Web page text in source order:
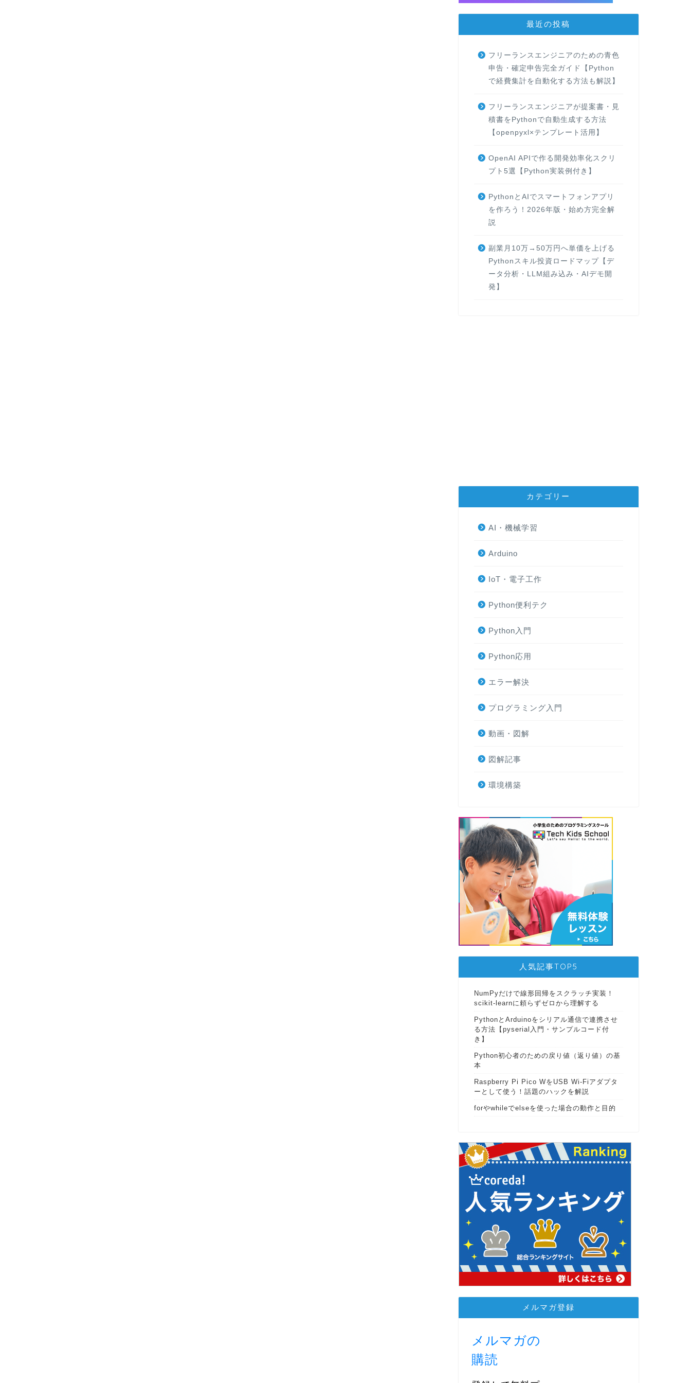
最近の投稿
フリーランスエンジニアのための青色
申告・確定申告完全ガイド【Python
で経費集計を自動化する方法も解説】
フリーランスエンジニアが提案書・見
積書をPythonで自動生成する方法
【openpyxl×テンプレート活用】
OpenAI APIで作る開発効率化スクリ
プト5選【Python実装例付き】
PythonとAIでスマートフォンアプリ
を作ろう！2026年版・始め方完全解
説
副業月10万→50万円へ単価を上げる
Pythonスキル投資ロードマップ【デ
ータ分析・LLM組み込み・AIデモ開
発】
カテゴリー
AI・機械学習
Arduino
IoT・電子工作
Python便利テク
Python入門
Python応用
エラー解決
プログラミング入門
動画・図解
図解記事
環境構築
人気記事TOP5
NumPyだけで線形回帰をスクラッチ実装！
scikit-learnに頼らずゼロから理解する
PythonとArduinoをシリアル通信で連携させ
る方法【pyserial入門・サンプルコード付
き】
Python初心者のための戻り値（返り値）の基
本
Raspberry Pi Pico WをUSB Wi-Fiアダプタ
ーとして使う！話題のハックを解説
forやwhileでelseを使った場合の動作と目的
メルマガ登録
メルマガの
購読